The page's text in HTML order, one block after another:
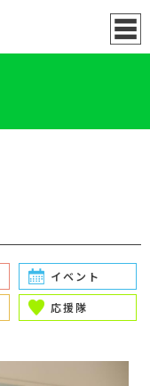
イベント
応援隊